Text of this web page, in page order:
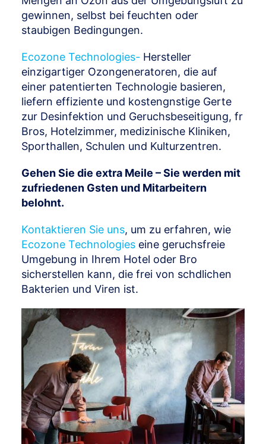
gewinnen, selbst bei feuchten oder
staubigen Bedingungen.
Ecozone Technologies- Hersteller
einzigartiger Ozongeneratoren, die auf
einer patentierten Technologie basieren,
liefern effiziente und kostengnstige Gerte
zur Desinfektion und Geruchsbeseitigung, fr
Bros, Hotelzimmer, medizinische Kliniken,
Sporthallen, Schulen und Kulturzentren.
Gehen Sie die extra Meile – Sie werden mit
zufriedenen Gsten und Mitarbeitern
belohnt.
Kontaktieren Sie uns, um zu erfahren, wie
Ecozone Technologies eine geruchsfreie
Umgebung in Ihrem Hotel oder Bro
sicherstellen kann, die frei von schdlichen
Bakterien und Viren ist.